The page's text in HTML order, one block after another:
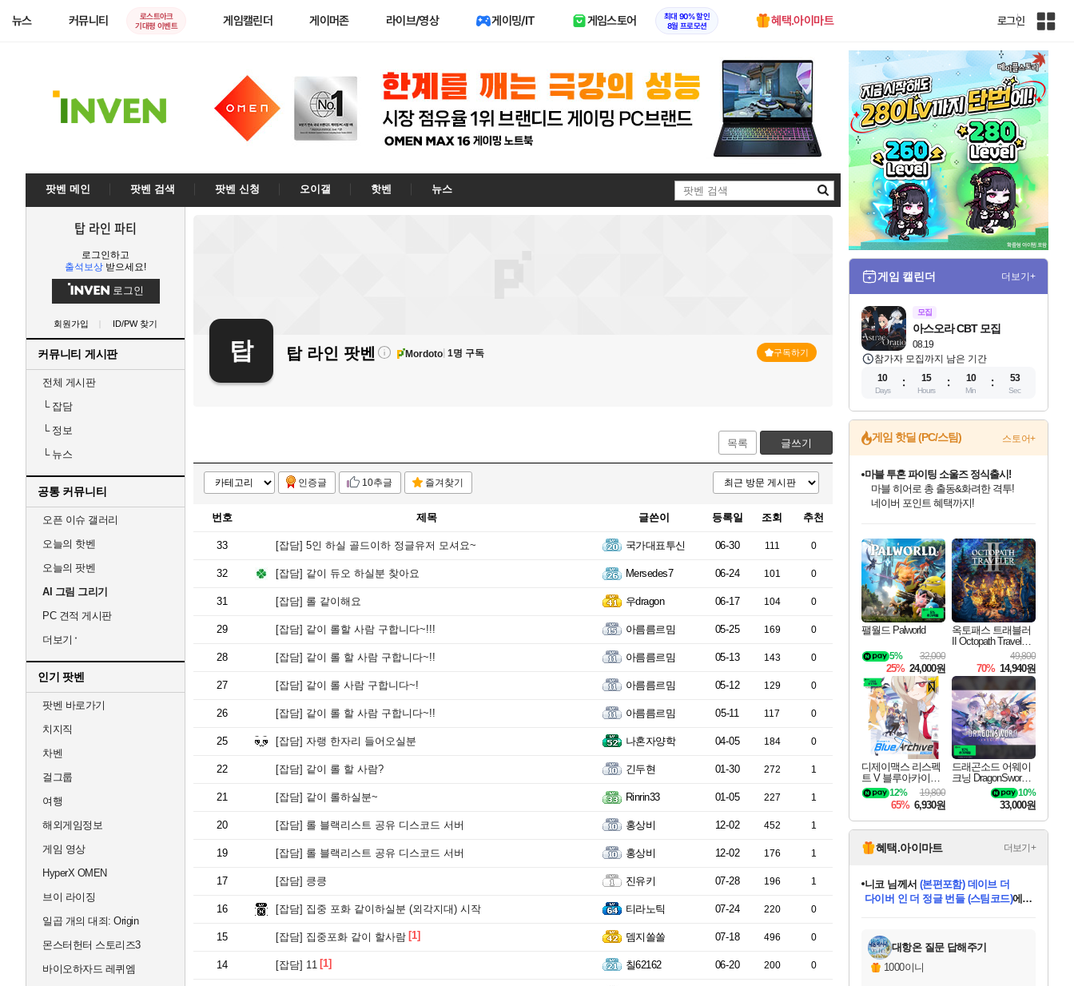
뉴스 커뮤니티
로스트아크
기대평 이벤트
게임캘린더 게이머존 라이브/영상 게이밍/IT 게임스토어
최대 90% 할인
8월 프로모션
혜택.아이마트 로그인
인
전
체
사
이
팟벤 메인 팟벤 검색 팟벤 신청 오이갤 핫벤
뉴스
검
탑 라인 파티
로그인하고
출석보상 받으세요!
로그인
회원가입 ID/PW 찾기
커뮤니티 게시판
전체 게시판
└잡담
└정보
└뉴스
공통 커뮤니티
오픈 이슈 갤러리
오늘의 핫벤
오늘의 팟벤
AI 그림 그리기
PC 견적 게시판
더보기
인기 팟벤
팟벤 바로가기
치지직
차벤
걸그룹
여행
해외게임정보
게임 영상
HyperX OMEN
브이 라이징
일곱 개의 대죄: Origin
몬스터헌터 스토리즈3
바이오하자드 레퀴엠
탑 탑 라인 팟벤 Mordoto 1명 구독 구독하기
목록 글쓰기
인증글 10추글 즐겨찾기
번호 제목 글쓴이 등록일 조회 추천
33 [잡담] 5인 하실 골드이하 정글유저 모셔요~ 국가대표투신 06-30 111 0
32 [잡담] 같이 듀오 하실분 찾아요 Mersedes7 06-24 101 0
31 [잡담] 롤 같이해요 우dragon 06-17 104 0
29 [잡담] 같이 롤할 사람 구합니다~!!! 아름름르밈 05-25 169 0
28 [잡담] 같이 롤 할 사람 구합니다~!! 아름름르밈 05-13 143 0
27 [잡담] 같이 롤 사람 구합니다~! 아름름르밈 05-12 129 0
26 [잡담] 같이 롤 할 사람 구합니다~!! 아름름르밈 05-11 117 0
25 [잡담] 자랭 한자리 들어오실분 나혼자양학 04-05 184 0
22 [잡담] 같이 롤 할 사람? 긴두현 01-30 272 1
21 [잡담] 같이 롤하실분~ Rinrin33 01-05 227 1
20 [잡담] 롤 블랙리스트 공유 디스코드 서버 홍상비 12-02 452 1
19 [잡담] 롤 블랙리스트 공유 디스코드 서버 홍상비 12-02 176 1
17 [잡담] 킁킁 진유키 07-28 196 1
16 [잡담] 집중 포화 같이하실분 (외각지대) 시작 티라노틱 07-24 220 0
15 [잡담] 집중포화 같이 할사람 [1] 뎀지쏠쏠 07-18 496 0
14 [잡담] 11 [1] 칠62162 06-20 200 0
게임 캘린더 더보기+
모집
08.19
아스오라 CBT 모집
참가자 모집까지 남은 기간
10
Days
15
Hours
10
Min
52
Sec
게임 핫딜 (PC/스팀) 스토어+
최대 90% 할인가를 만나보세요!
네이버혜택과 함께 만나보세요!
50%할인&추가 적립까지!
마블 투혼 파이팅 소울즈 정식출시!
마블 히어로 총 출동&화려한 격투!
네이버 포인트 혜택까지!
이니&베니 혜택까지!
네이버 혜택가와 함께 예약하세요!
할인&네이버혜택으로 만나보세요!
네이버페이 혜택과 만나보세요!
40주년 프로모션으로 만나보세요!
할인가에 만나보세요!
일부 에디션 상시 할인!
혜택으로 예약 판매 중
편안하게 충전하세요
팰월드 Palworld
32,000
5%
25% 24,000원
옥토패스 트래블러
II Octopath Traveler I
49,800
70% 14,940원
디제이맥스 리스펙
트 V 블루아카이브
팩 DJMAX RESPE
CT V Blue Archive P
ack DLC
19,800
12%
65% 6,930원
드래곤소드 어웨이
크닝 DragonSword A
10%
33,000원
혜택.아이마트 더보기+
교환.
당첨되셨습니다.
니코님께서 (본편포함) 데이브 더
다이버 인 더 정글 번들 (스팀코드)에
당첨되셨습니다.
당첨되셨습니다.
당첨되셨습니다.
당첨되셨습니다.
당첨되셨습니다.
에디션 (스팀코드)를 교환.
당첨되셨습니다.
대항온 질문 답해주기
1000이니